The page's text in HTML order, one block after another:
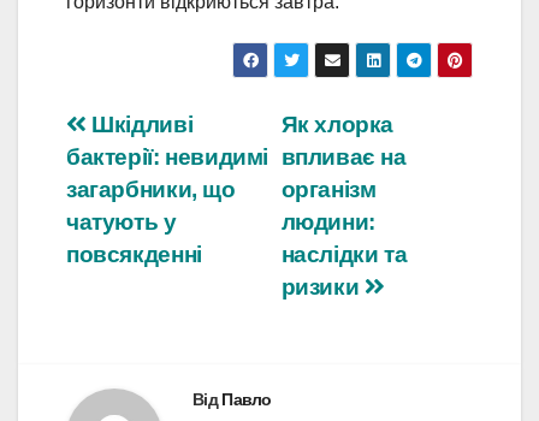
Навігація
записів
Як хлорка
впливає на
організм
людини:
наслідки та
ризики
Шкідливі
бактерії: невидимі
загарбники, що
чатують у
повсякденні
ВідПавло